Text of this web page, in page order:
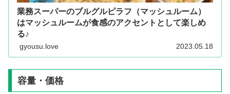
業務スーパーのブルグルピラフ（マッシュルーム）
はマッシュルームが食感のアクセントとして楽しめ
る♪
gyousu.love 2023.05.18
容量・価格